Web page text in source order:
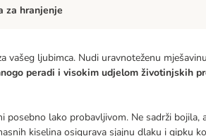
vašeg ljubimca. Nudi uravnoteženu
peradi i visokim udjelom životinjskih
posebno lako probavljivom. Ne sadrži
kiselina osigurava sjajnu dlaku i gipku
za hranjenje